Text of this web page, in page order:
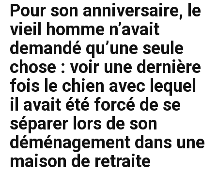
Pour son anniversaire, le
vieil homme n’avait
demandé qu’une seule
chose : voir une dernière
fois le chien avec lequel
il avait été forcé de se
séparer lors de son
déménagement dans une
maison de retraite